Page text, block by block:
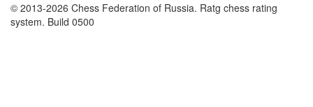
© 2013-2026 Chess Federation of Russia. Ratg chess rating
system. Build 0500